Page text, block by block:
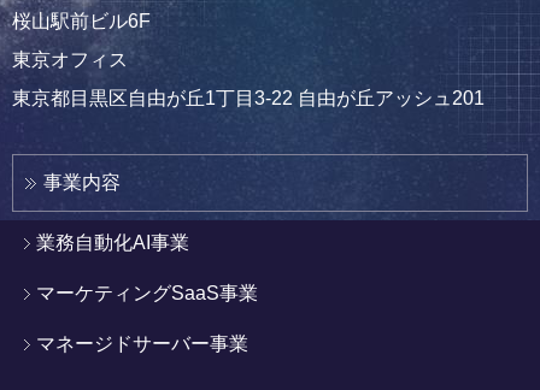
桜山駅前ビル6F
東京オフィス
東京都目黒区自由が丘1丁目3-22 自由が丘アッシュ201
事業内容
業務自動化AI事業
マーケティングSaaS事業
マネージドサーバー事業